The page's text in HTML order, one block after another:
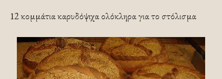
12 κομμάτια καρυδόψιχα ολόκληρα για το στόλισμα